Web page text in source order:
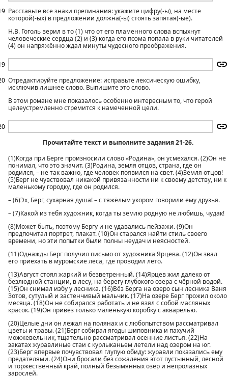
Расставьте все знаки препинания: укажите цифру(-ы), на месте
которой(-ых) в предложении должна(-ы) стоять запятая(-ые).
Н.В. Гоголь верил в то (1) что от его пламенного слова вспыхнут
человеческие сердца (2) и (3) когда его поэма попала в руки читателей
(4) он напряжённо ждал минуты чудесного преображения.
Отредактируйте предложение: исправьте лексическую ошибку,
исключив лишнее слово. Выпишите это слово.
В этом романе мне показалось особенно интересным то, что герой
целеустремленно стремится к намеченной цели.
Прочитайте текст и выполните задания 21-26.
(1)Когда при Берге произносили слово «Родина», он усмехался. (2)Он не
понимал, что это значит. (3)Родина, земля отцов, страна, где он
родился, – не так важно, где человек появился на свет. (4)Земля отцов!
(5)Берг не чувствовал никакой привязанности ни к своему детству, ни к
маленькому городку, где он родился.
– (6)Эх, Берг, сухарная душа! – с тяжёлым укором говорили ему друзья.
– (7)Какой из тебя художник, когда ты землю родную не любишь, чудак!
(8)Может быть, поэтому Бергу и не удавались пейзажи. (9)Он
предпочитал портрет, плакат. (10)Он старался найти стиль своего
времени, но эти попытки были полны неудач и неясностей.
(11)Однажды Берг получил письмо от художника Ярцева. (12)Он звал
его приехать в муромские леса, где проводил лето.
(13)Август стоял жаркий и безветренный. (14)Ярцев жил далеко от
безлюдной станции, в лесу, на берегу глубокого озера с чёрной водой.
(15)Он снимал избу у лесника. (16)Вёз Берга на озеро сын лесника Ваня
Зотов, сутулый и застенчивый мальчик. (17)На озере Берг прожил около
месяца. (18)Он не собирался работать и не взял с собой масляных
красок. (19)Он привёз только маленькую коробку с акварелью.
(20)Целые дни он лежал на полянах и с любопытством рассматривал
цветы и травы. (21)Берг собирал ягоды шиповника и пахучий
можжевельник, тщательно рассматривал осенние листья. (22)На
закатах журавлиные стаи с курлыканьем летели над озером на юг.
(23)Берг впервые почувствовал глупую обиду: журавли показались ему
предателями. (24)Они бросали без сожаления этот пустынный, лесной
и торжественный край, полный безымянных озёр и непролазных
зарослей.